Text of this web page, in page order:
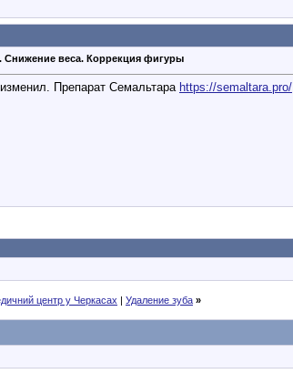
веса. Коррекция фигуры
Препарат Семальтара https://semaltara.pro/
центр у Черкасах | Удаление зуба »